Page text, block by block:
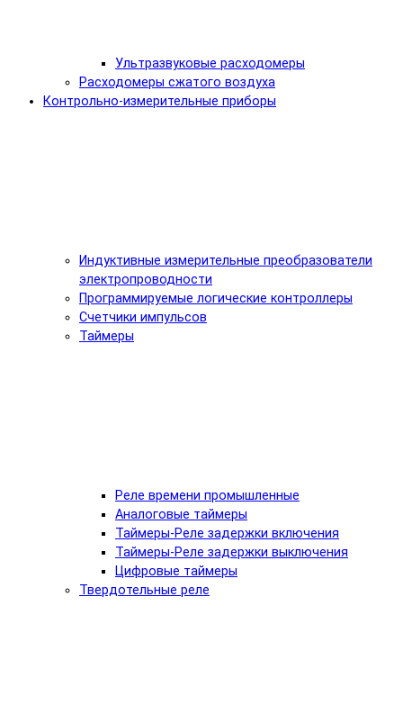
Ультразвуковые расходомеры
Расходомеры сжатого воздуха
Контрольно-измерительные приборы
Индуктивные измерительные преобразователи
электропроводности
Программируемые логические контроллеры
Счетчики импульсов
Таймеры
Реле времени промышленные
Аналоговые таймеры
Таймеры-Реле задержки включения
Таймеры-Реле задержки выключения
Цифровые таймеры
Твердотельные реле